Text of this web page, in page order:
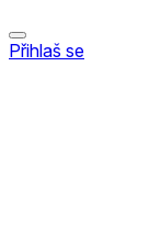
Přihlaš se